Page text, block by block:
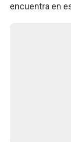
encuentra en